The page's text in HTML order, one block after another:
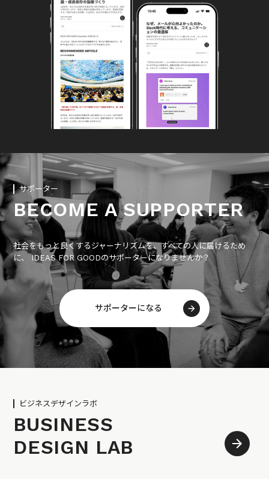
サポーター
BECOME A SUPPORTER
社会をもっと良くするジャーナリズムを、すべての人に届けるため
に、 IDEAS FOR GOODのサポーターになりませんか？
サポーターになる
ビジネスデザインラボ
BUSINESS
DESIGN LAB